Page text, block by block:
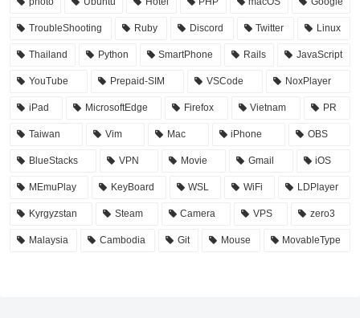
TroubleShooting Ruby Discord Twitter Linux
Thailand Python SmartPhone Rails JavaScript
YouTube Prepaid-SIM VSCode NoxPlayer
iPad MicrosoftEdge Firefox Vietnam PR
Taiwan Vim Mac iPhone OBS
BlueStacks VPN Movie Gmail iOS
MEmuPlay KeyBoard WSL WiFi LDPlayer
Kyrgyzstan Steam Camera VPS zero3
Malaysia Cambodia Git Mouse MovableType